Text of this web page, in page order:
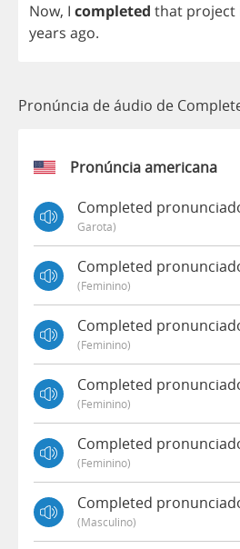
Now, I completed that project
years ago.
Pronúncia de áudio de
Pronúncia americana
Completed
Garota)
Completed
(feminino)
Completed
(feminino)
Completed
(feminino)
Completed
(feminino)
Completed
(masculino)